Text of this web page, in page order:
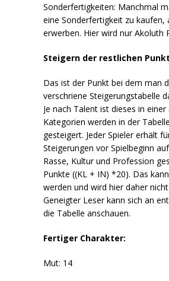
Sonderfertigkeiten: Manchmal
eine Sonderfertigkeit zu kaufen,
erwerben. Hier wird nur Akoluth
Steigern der restlichen
Das ist der Punkt bei dem man
verschriene Steigerungstabelle
Je nach Talent ist dieses in
Kategorien werden in der
gesteigert. Jeder Spieler erhält
Steigerungen vor Spielbeginn
Rasse, Kultur und Profession
Punkte ((KL + IN) *20). Das
werden und wird hier daher
Geneigter Leser kann sich an
die Tabelle anschauen.
Fertiger Charakter:
Mut: 14